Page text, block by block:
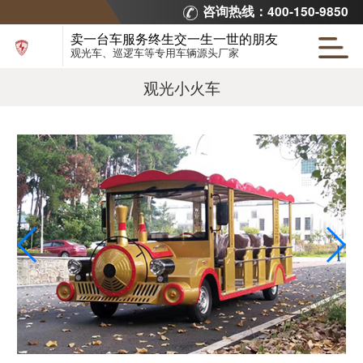
咨询热线：400-150-9850
卖一台车服务终生交一生一世的朋友
观光车、巡逻车等专用车辆源头厂家
观光小火车